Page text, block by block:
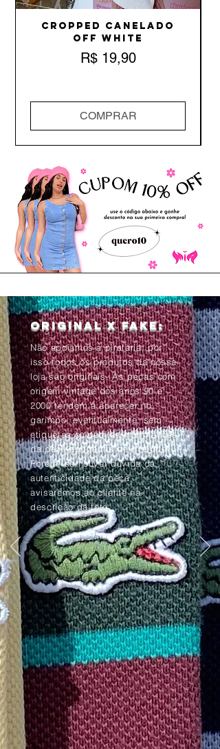
Cropped Canelado
Off White
Preço
R$ 19,90
COMPRAR
Original x Fake:
Não apoiamos a pirataria, por
isso todos os produtos da nossa
loja são originais. As peças com
origem vintage dos anos 90 e
2000 tendem à aparecer no
garimpo, eventualmente, sem
etiquetas ou com as informações
da peça apagadas pelo tempo.
Porém, se houver dúvida da
autenticidade da peça,
avisaremos ao cliente na
descrição da foto.